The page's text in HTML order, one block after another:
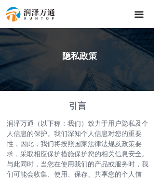
끀
引言
润泽万通（以下称：我们）致力于用户隐私及个
人信息的保护。我们深知个人信息对您的重要
性，因此，我们将按照国家法律法规及政策要
求，采取相应保护措施保护您的相关信息安全。
与此同时，当您在使用我们的产品或服务时，我
们可能会收集、使用、保存、共享您的个人信
隐私政策